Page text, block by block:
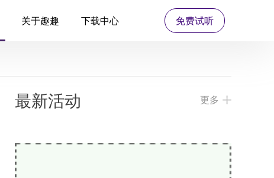
关于趣趣 下载中心 免费试听
最新活动 更多